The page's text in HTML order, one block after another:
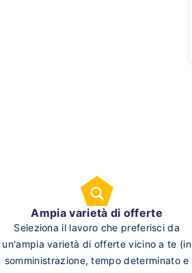
Ampia varietà di offerte
Seleziona il lavoro che preferisci da
un'ampia varietà di offerte vicino a te (in
somministrazione, tempo determinato e